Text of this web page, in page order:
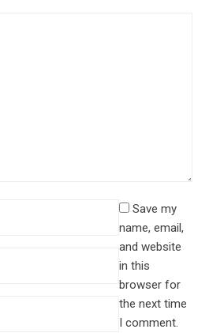
Save my
name, email,
and website
in this
browser for
the next time
I comment.